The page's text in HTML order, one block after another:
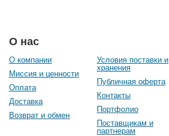
О нас
О компании
Миссия и ценности
Оплата
Доставка
Возврат и обмен
Условия поставки и
хранения
Публичная оферта
Контакты
Портфолио
Поставщикам и
партнерам